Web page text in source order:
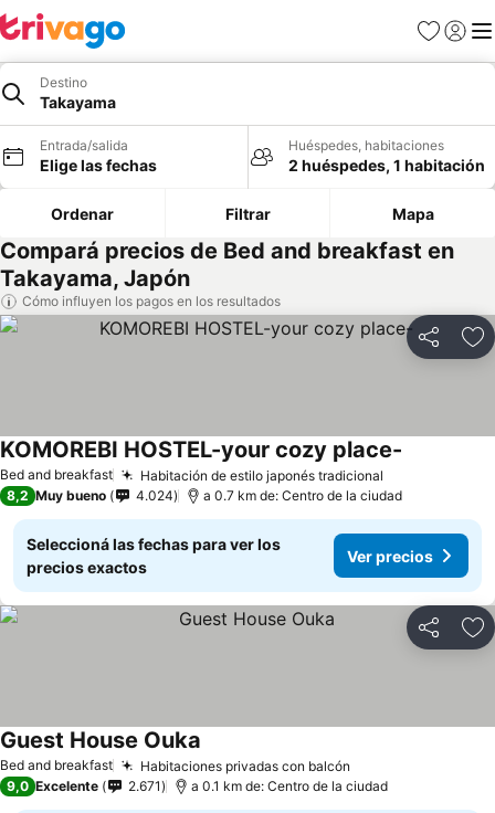
Favoritos
Iniciar
Destino
Takayama
Entrada/salida
Elige las fechas
Huéspedes, habitaciones
2 huéspedes, 1 habitación
Ordenar Filtrar Mapa
Compará precios de Bed and breakfast en
Takayama, Japón
Cómo influyen los pagos en los resultados
Compartir
Bed and breakfast Habitación de estilo japonés tradicional
KOMOREBI HOSTEL-your cozy place-
8,2 Muy bueno 4.024 a 0.7 km de: Centro de la ciudad
Seleccioná las fechas para ver los
precios exactos
Ver precios
Compartir
Bed and breakfast Habitaciones privadas con balcón
Guest House Ouka
9,0 Excelente 2.671 a 0.1 km de: Centro de la ciudad